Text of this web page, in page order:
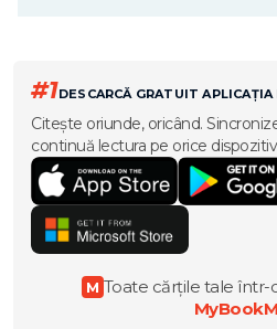
#1DESCARCĂ GRATUIT
Citește oriunde, oricând.
continuă lectura pe orice
M Toate cărțile tale într-